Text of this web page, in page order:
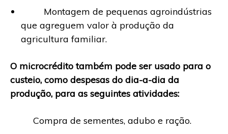
Montagem de pequenas agroindústrias
que agreguem valor à produção da
agricultura familiar.
O microcrédito também pode ser usado para o
custeio, como despesas do dia-a-dia da
produção, para as seguintes atividades:
Compra de sementes, adubo e ração.